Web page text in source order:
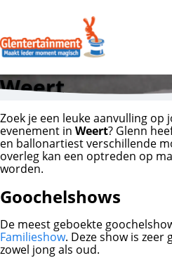
Weert
Zoek je een leuke aanvulling op
evenement in Weert? Glenn
en ballonartiest verschillende
overleg kan een optreden op
worden.
Goochelshows
De meest geboekte
Familieshow. Deze show is zeer
zowel jong als oud.